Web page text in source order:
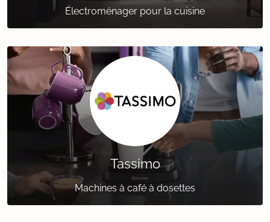
Électroménager pour la cuisine
Tassimo
Machines à café à dosettes